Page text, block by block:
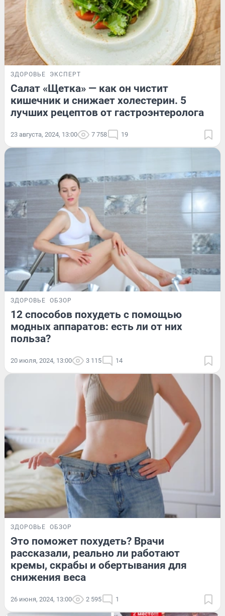
ЗДОРОВЬЕ ЭКСПЕРТ
Салат «Щетка» — как он чистит
кишечник и снижает холестерин. 5
лучших рецептов от гастроэнтеролога
23 августа, 2024, 13:00 7 758 19
ЗДОРОВЬЕ ОБЗОР
12 способов похудеть с помощью
модных аппаратов: есть ли от них
польза?
20 июля, 2024, 13:00 3 115 14
ЗДОРОВЬЕ ОБЗОР
Это поможет похудеть? Врачи
рассказали, реально ли работают
кремы, скрабы и обертывания для
снижения веса
26 июня, 2024, 13:00 2 595 1